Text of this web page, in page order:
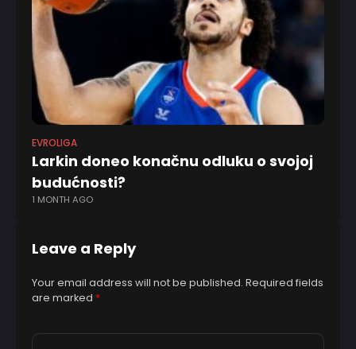
EVROLIGA
Larkin doneo konačnu odluku o svojoj
budućnosti?
1 MONTH AGO
Leave a Reply
Your email address will not be published. Required fields
are marked *